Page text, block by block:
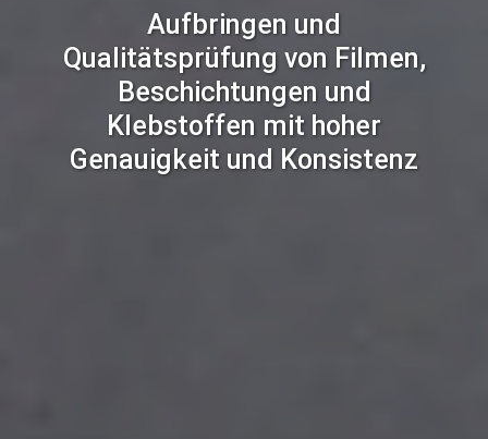
Aufbringen und
Qualitätsprüfung von Filmen,
Beschichtungen und
Klebstoffen mit hoher
Genauigkeit und Konsistenz